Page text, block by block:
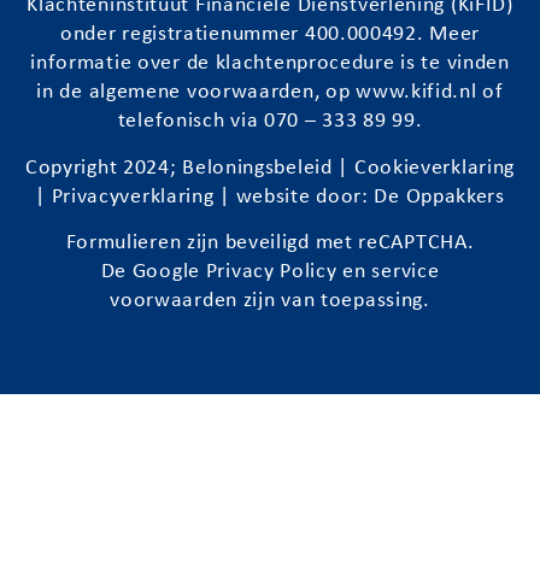
Klachteninstituut Financiële Dienstverlening (KiFID)
onder registratienummer 400.000492. Meer
informatie over de klachtenprocedure is te vinden
in de algemene voorwaarden, opwww.kifid.nl of
telefonisch via 070 – 333 89 99.
Copyright 2024; Beloningsbeleid
Cookieverklaring
Privacyverklaring | website door: De Oppakkers
Formulieren zijn beveiligd met reCAPTCHA.
De Google Privacy Policy enservice
voorwaarden zijn van toepassing.